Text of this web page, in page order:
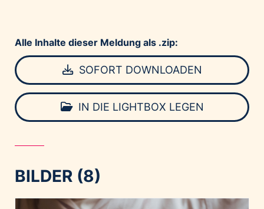
Alle Inhalte dieser Meldung als .zip:
SOFORT DOWNLOADEN
IN DIE LIGHTBOX LEGEN
BILDER (8)